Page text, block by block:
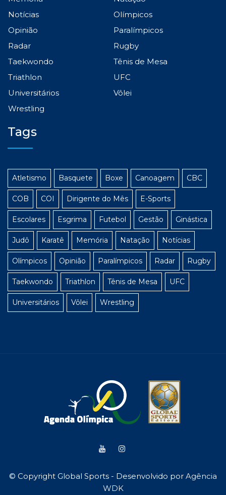
Notícias
Olímpicos
Opinião
Paralímpicos
Radar
Rugby
Taekwondo
Tênis de Mesa
Triathlon
UFC
Universitários
Vôlei
Wrestling
Tags
Atletismo Basquete Boxe Canoagem CBC
COB COI Dirigente do Mês E-Sports
Escolares Esgrima Futebol Gestão Ginástica
Judô Karatê Memória Natação Notícias
Olímpicos Opinião Paralímpicos Radar Rugby
Taekwondo Triathlon Tênis de Mesa UFC
Universitários Vôlei Wrestling
© Copyright Global Sports - Desenvolvido por Agência
WDK